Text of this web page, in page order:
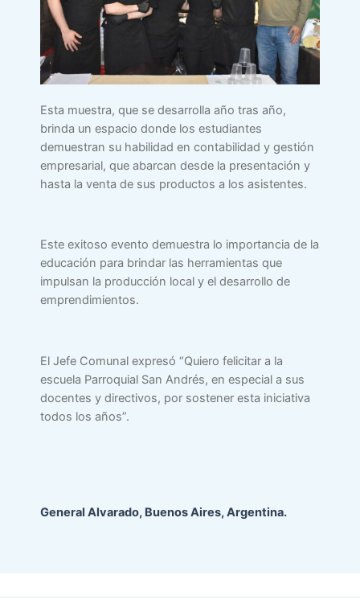
Esta muestra, que se desarrolla año tras año,
brinda un espacio donde los estudiantes
demuestran su habilidad en contabilidad y gestión
empresarial, que abarcan desde la presentación y
hasta la venta de sus productos a los asistentes.
Este exitoso evento demuestra lo importancia de la
educación para brindar las herramientas que
impulsan la producción local y el desarrollo de
emprendimientos.
El Jefe Comunal expresó “Quiero felicitar a la
escuela Parroquial San Andrés, en especial a sus
docentes y directivos, por sostener esta iniciativa
todos los años”.
General Alvarado, Buenos Aires, Argentina.